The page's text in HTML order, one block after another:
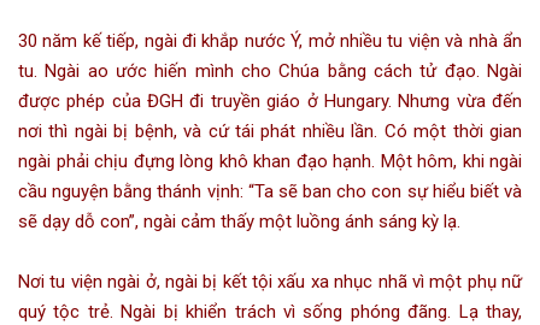
30 năm kế tiếp, ngài đi khắp nước Ý, mở nhiều tu viện và nhà ẩn
tu. Ngài ao ước hiến mình cho Chúa bằng cách tử đạo. Ngài
được phép của ĐGH đi truyền giáo ở Hungary. Nhưng vừa đến
nơi thì ngài bị bệnh, và cứ tái phát nhiều lần. Có một thời gian
ngài phải chịu đựng lòng khô khan đạo hạnh. Một hôm, khi ngài
cầu nguyện bằng thánh vịnh: “Ta sẽ ban cho con sự hiểu biết và
sẽ dạy dỗ con”, ngài cảm thấy một luồng ánh sáng kỳ lạ.
Nơi tu viện ngài ở, ngài bị kết tội xấu xa nhục nhã vì một phụ nữ
quý tộc trẻ. Ngài bị khiển trách vì sống phóng đãng. Lạ thay,